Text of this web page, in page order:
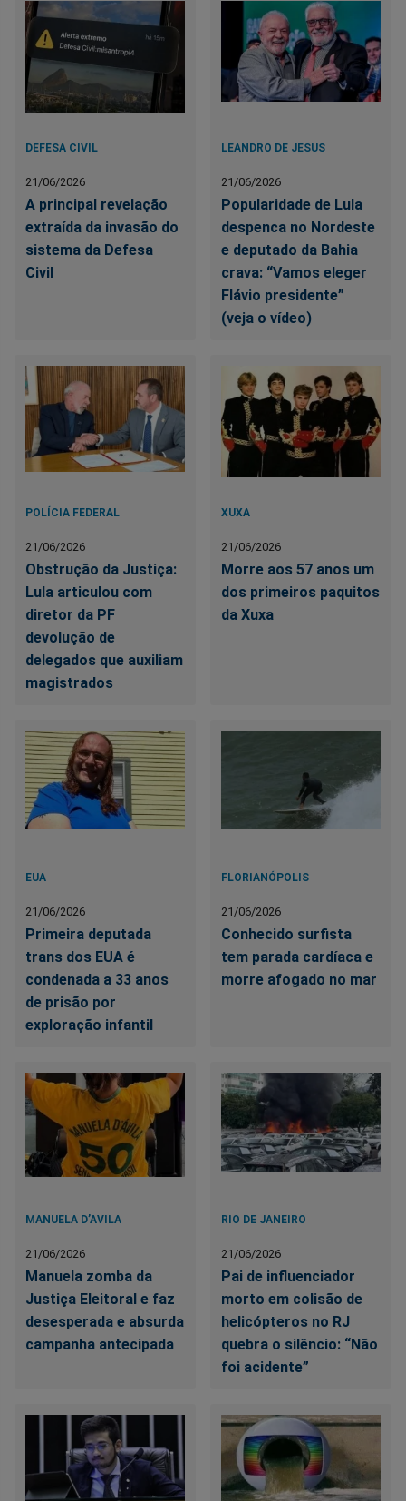
DEFESA CIVIL
21/06/2026
A principal revelação
extraída da invasão do
sistema da Defesa
Civil
LEANDRO DE JESUS
21/06/2026
Popularidade de Lula
despenca no Nordeste
e deputado da Bahia
crava: “Vamos eleger
Flávio presidente”
(veja o vídeo)
POLÍCIA FEDERAL
21/06/2026
Obstrução da Justiça:
Lula articulou com
diretor da PF
devolução de
delegados que auxiliam
magistrados
XUXA
21/06/2026
Morre aos 57 anos um
dos primeiros paquitos
da Xuxa
EUA
21/06/2026
Primeira deputada
trans dos EUA é
condenada a 33 anos
de prisão por
exploração infantil
FLORIANÓPOLIS
21/06/2026
Conhecido surfista
tem parada cardíaca e
morre afogado no mar
MANUELA D’AVILA
21/06/2026
Manuela zomba da
Justiça Eleitoral e faz
desesperada e absurda
campanha antecipada
RIO DE JANEIRO
21/06/2026
Pai de influenciador
morto em colisão de
helicópteros no RJ
quebra o silêncio: “Não
foi acidente”